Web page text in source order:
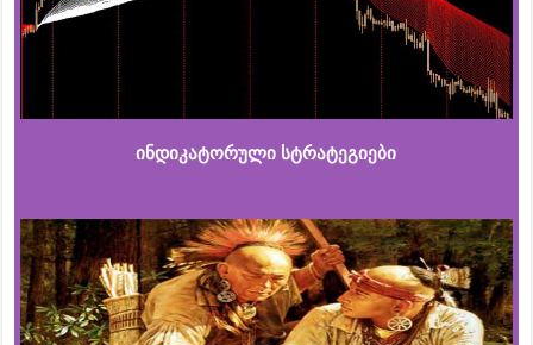
ინდიკატორული სტრატეგიები